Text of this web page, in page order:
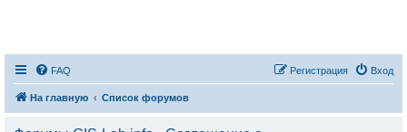
FAQ Вход
Регистрация
На главную Список форумов